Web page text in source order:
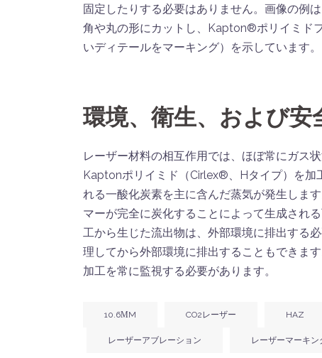
固定したりする必要はありません。画像の例
角や丸の形にカットし、Kapton®ポリイミド
いディテールをマーキング）を示しています。
環境、衛生、および安
レーザー材料の相互作用では、ほぼ常にガス
Kaptonポリイミド（Cirlex®、Hタイプ）を加
れる一酸化炭素を主に含んだ蒸気が発生しま
マーが完全に炭化することによって生成され
工から生じた流出物は、外部環境に排出する
理してから外部環境に排出することもできま
加工を常に監視する必要があります。
10.6ΜM CO2レーザー HAZ
レーザーアブレーション レーザーマーキン